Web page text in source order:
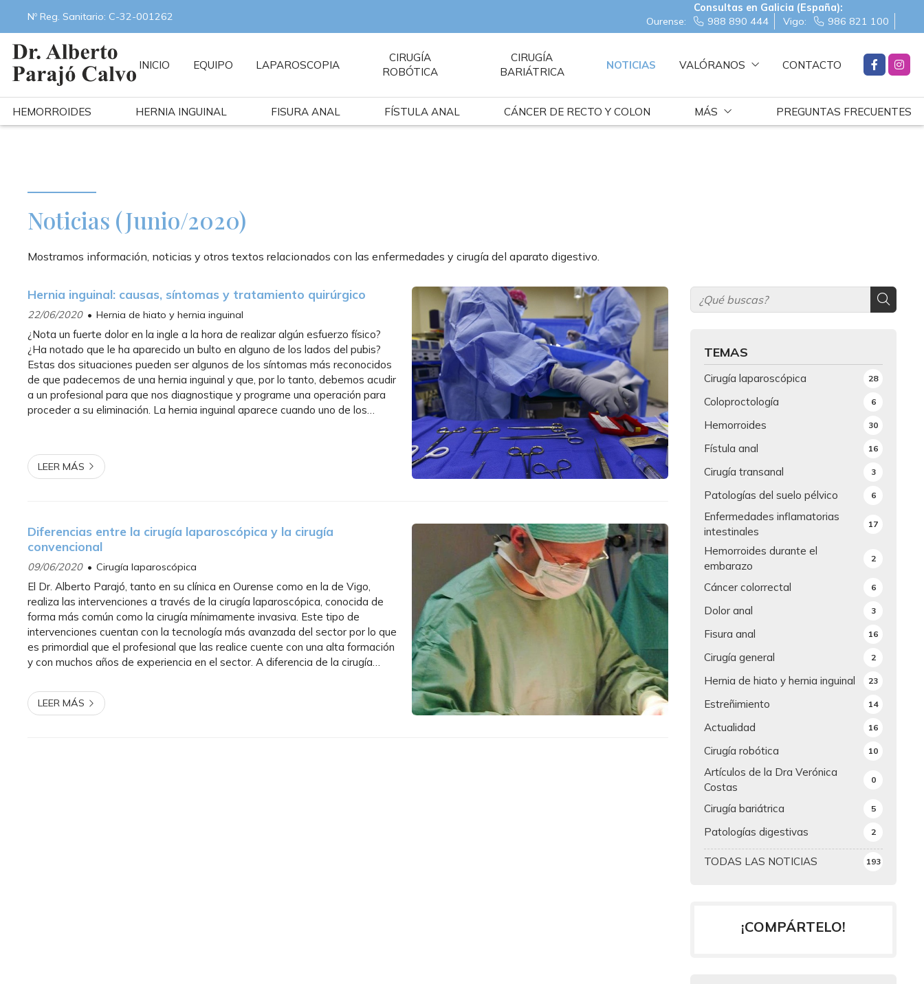
Nº Reg. Sanitario: C-32-001262
Consultas en Galicia (España):
Ourense:
988 890 444 Vigo: 986 821 100
INICIO EQUIPO LAPAROSCOPIA
CIRUGÍA
ROBÓTICA
CIRUGÍA
BARIÁTRICA
NOTICIAS VALÓRANOS CONTACTO
HEMORROIDES HERNIA INGUINAL FISURA ANAL FÍSTULA ANAL CÁNCER DE RECTO Y COLON MÁS PREGUNTAS FRECUENTES
Noticias (Junio/2020)
Mostramos información, noticias y otros textos relacionados con las enfermedades y cirugía del aparato digestivo.
TEMAS
TODAS LAS NOTICIAS 193
Cirugía laparoscópica 28
Coloproctología 6
Hemorroides 30
Fístula anal 16
Cirugía transanal 3
Patologías del suelo pélvico 6
Enfermedades inflamatorias
intestinales
17
Hemorroides durante el
embarazo
2
Cáncer colorrectal 6
Dolor anal 3
Fisura anal 16
Cirugía general 2
Hernia de hiato y hernia inguinal 23
Estreñimiento 14
Actualidad 16
Cirugía robótica 10
Artículos de la Dra Verónica
Costas
0
Cirugía bariátrica 5
Patologías digestivas 2
Hernia inguinal: causas, síntomas y tratamiento quirúrgico
22/06/2020 Hernia de hiato y hernia inguinal
¿Nota un fuerte dolor en la ingle a la hora de realizar algún esfuerzo físico?
¿Ha notado que le ha aparecido un bulto en alguno de los lados del pubis?
Estas dos situaciones pueden ser algunos de los síntomas más reconocidos
de que padecemos de una hernia inguinal y que, por lo tanto, debemos acudir
a un profesional para que nos diagnostique y programe una operación para
proceder a su eliminación. La hernia inguinal aparece cuando uno de los
LEER MÁS
Diferencias entre la cirugía laparoscópica y la cirugía
convencional
09/06/2020 Cirugía laparoscópica
El Dr. Alberto Parajó, tanto en su clínica en Ourense como en la de Vigo,
realiza las intervenciones a través de la cirugía laparoscópica, conocida de
forma más común como la cirugía mínimamente invasiva. Este tipo de
intervenciones cuentan con la tecnología más avanzada del sector por lo que
es primordial que el profesional que las realice cuente con una alta formación
y con muchos años de experiencia en el sector. A diferencia de la cirugía
LEER MÁS
¡COMPÁRTELO!